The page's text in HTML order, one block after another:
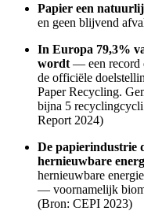
Papier een
en geen blijvend
In Europa 79,3%
wordt — een record
de officiële
Paper Recycling.
bijna 5
Report 2024)
De papierindustrie
hernieuwbare
hernieuwbare
— voornamelijk
(Bron: CEPI 2023)